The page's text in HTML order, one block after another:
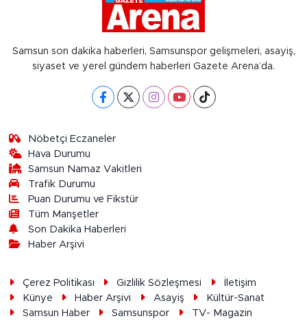
Samsun son dakika haberleri, Samsunspor gelişmeleri, asayiş,
siyaset ve yerel gündem haberleri Gazete Arena’da.
Nöbetçi Eczaneler
Hava Durumu
Samsun Namaz Vakitleri
Trafik Durumu
Puan Durumu ve Fikstür
Tüm Manşetler
Son Dakika Haberleri
Haber Arşivi
Çerez Politikası Gizlilik Sözleşmesi
İletişim
Künye
Haber Arşivi Asayiş
Kültür-Sanat
Samsun Haber
Samsunspor TV- Magazin